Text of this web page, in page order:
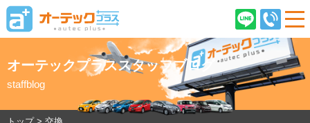
ご契約後のお客様へ 店舗情報
企業情報 採用情報
オーテックプラススタッフブログ
staffblog